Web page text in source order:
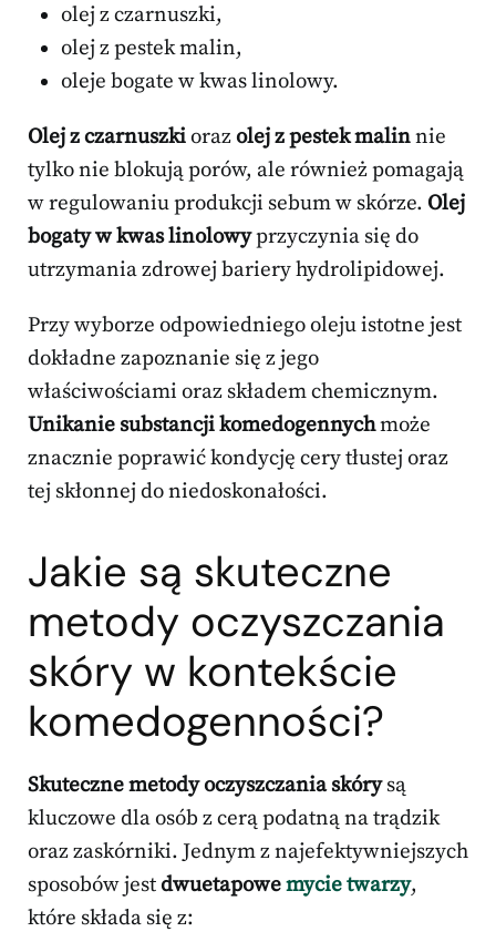
olej z czarnuszki,
olej z pestek malin,
oleje bogate w kwas linolowy.
Olej z czarnuszkiorazolej z pestek malinnie
tylko nie blokują porów, ale również pomagają
w regulowaniu produkcji sebum w skórze. Olej
bogaty w kwas linolowyprzyczynia się do
utrzymania zdrowej bariery hydrolipidowej.
Przy wyborze odpowiedniego oleju istotne jest
dokładne zapoznanie się z jego
właściwościami oraz składem chemicznym.
Unikanie substancji komedogennychmoże
znacznie poprawić kondycję cery tłustej oraz
tej skłonnej do niedoskonałości.
Jakie są skuteczne
metody oczyszczania
skóry w kontekście
komedogenności?
Skuteczne metody oczyszczania skórysą
kluczowe dla osób z cerą podatną na trądzik
oraz zaskórniki. Jednym z najefektywniejszych
sposobów jestdwuetapowemycie twarzy,
które składa się z: